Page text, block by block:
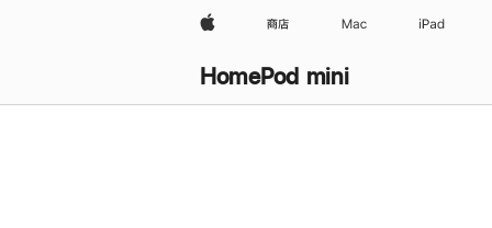
Apple 商店 Mac iPad
HomePod mini